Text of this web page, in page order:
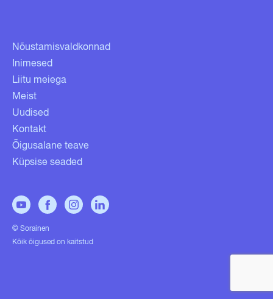
Nõustamisvaldkonnad
Inimesed
Liitu meiega
Meist
Uudised
Kontakt
Õigusalane teave
Küpsise seaded
© Sorainen
Kõik õigused on kaitstud